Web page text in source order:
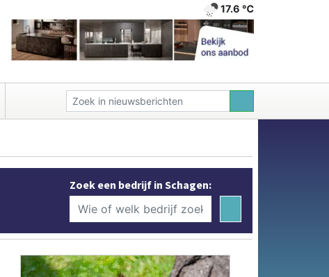
17.6 ℃
Zoek een bedrijf in Schagen: